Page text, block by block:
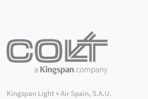
Kingspan Light + Air Spain, S.A.U.